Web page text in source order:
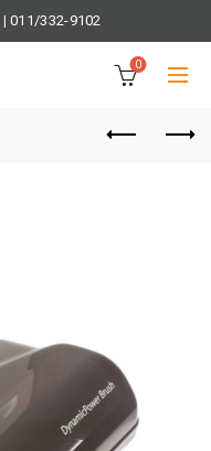
|011/332-9102
0